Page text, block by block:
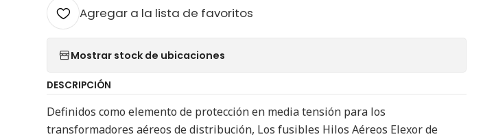
Agregar a la lista de favoritos
Mostrar stock de ubicaciones
DESCRIPCIÓN
Definidos como elemento de protección en media tensión para los
transformadores aéreos de distribución, Los fusibles Hilos Aéreos Elexor de